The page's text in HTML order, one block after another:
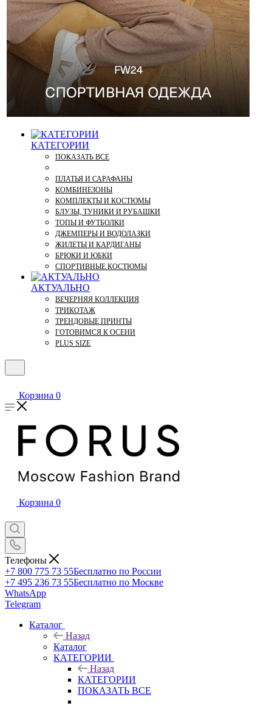
КАТЕГОРИИ
ПОКАЗАТЬ ВСЕ
ПЛАТЬЯ И САРАФАНЫ
КОМБИНЕЗОНЫ
КОМПЛЕКТЫ И КОСТЮМЫ
БЛУЗЫ, ТУНИКИ И РУБАШКИ
ТОПЫ И ФУТБОЛКИ
ДЖЕМПЕРЫ И ВОДОЛАЗКИ
ЖИЛЕТЫ И КАРДИГАНЫ
БРЮКИ И ЮБКИ
СПОРТИВНЫЕ КОСТЮМЫ
АКТУАЛЬНО
ВЕЧЕРНЯЯ КОЛЛЕКЦИЯ
ТРИКОТАЖ
ТРЕНДОВЫЕ ПРИНТЫ
ГОТОВИМСЯ К ОСЕНИ
PLUS SIZE
Корзина 0
Корзина 0
Телефоны
+7 800 775 73 55Бесплатно по России
+7 495 236 73 55Бесплатно по Москве
WhatsApp
Telegram
Каталог
Назад
Каталог
КАТЕГОРИИ
Назад
КАТЕГОРИИ
ПОКАЗАТЬ ВСЕ